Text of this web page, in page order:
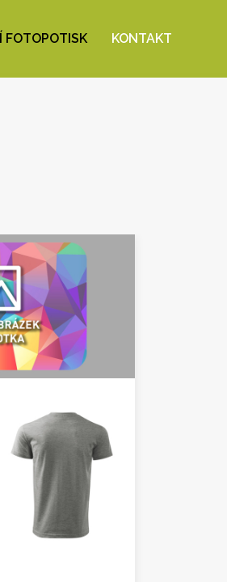
FOTOPOTISK KONTAKT